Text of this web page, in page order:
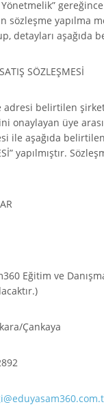
Yönetmelik”
sözleşme yapılma
detayları aşağıda
SÖZLEŞMESİ
adresi belirtilen
onaylayan üye
ile aşağıda
yapılmıştır.
Eğitim ve
Çankaya